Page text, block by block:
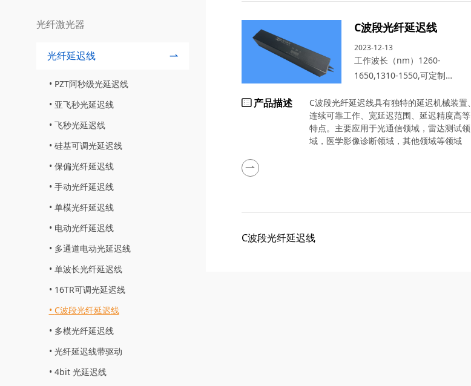
光纤激光器
光纤延迟线
PZT阿秒级光延迟线
亚飞秒光延迟线
飞秒光延迟线
硅基可调光延迟线
保偏光纤延迟线
手动光纤延迟线
单模光纤延迟线
电动光纤延迟线
多通道电动光延迟线
单波长光纤延迟线
16TR可调光延迟线
C波段光纤延迟线
多模光纤延迟线
光纤延迟线带驱动
4bit 光延迟线
C波段光纤延迟线
2023-12-13
工作波长（nm）1260-
1650,1310-1550,可定制
产品描述
C波段光纤延迟线具有独特的延迟机械装置、
连续可靠工作、宽延迟范围、延迟精度高等
特点。主要应用于光通信领域，雷达测试领
域，医学影像诊断领域，其他领域等领域
C波段光纤延迟线